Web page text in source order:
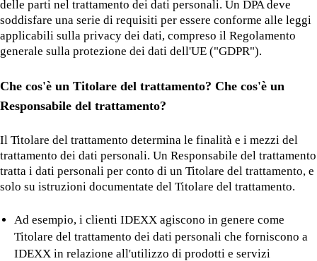
delle parti nel trattamento dei dati personali. Un DPA deve
soddisfare una serie di requisiti per essere conforme alle leggi
applicabili sulla privacy dei dati, compreso il Regolamento
generale sulla protezione dei dati dell'UE ("GDPR").
Che cos'è un Titolare del trattamento? Che cos'è un
Responsabile del trattamento?
Il Titolare del trattamento determina le finalità e i mezzi del
trattamento dei dati personali. Un Responsabile del trattamento
tratta i dati personali per conto di un Titolare del trattamento, e
solo su istruzioni documentate del Titolare del trattamento.
Ad esempio, i clienti IDEXX agiscono in genere come
Titolare del trattamento dei dati personali che forniscono a
IDEXX in relazione all'utilizzo di prodotti e servizi